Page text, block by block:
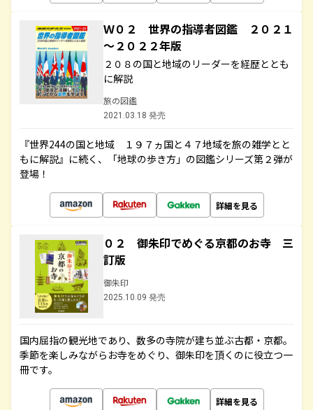
Ｗ０２ 世界の指導者図鑑 ２０２１
～２０２２年版
２０８の国と地域のリーダーを経歴ととも
に解説
旅の図鑑
2021.03.18 発売
『世界244の国と地域 １９７ヵ国と４７地域を旅の雑学とと
もに解説』に続く、「地球の歩き方」の図鑑シリーズ第２弾が
登場！
詳細を見る
０２ 御朱印でめぐる京都のお寺 三
訂版
御朱印
2025.10.09 発売
国内屈指の観光地であり、数多の寺院が建ち並ぶ古都・京都。
季節を楽しみながらお寺をめぐり、御朱印を頂くのに役立つ一
冊です。
詳細を見る